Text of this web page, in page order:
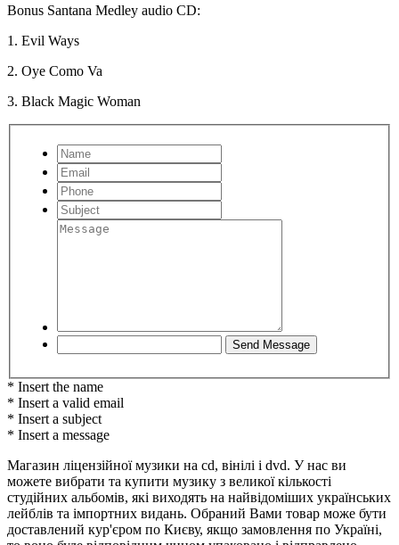
Bonus Santana Medley audio CD:
1. Evil Ways
2. Oye Como Va
3. Black Magic Woman
* Insert the name
* Insert a valid email
* Insert a subject
* Insert a message
Магазин ліцензійної музики на cd, вінілі і dvd. У нас ви
можете вибрати та купити музику з великої кількості
студійних альбомів, які виходять на найвідоміших українських
лейблів та імпортних видань. Обраний Вами товар може бути
доставлений кур'єром по Києву, якщо замовлення по Україні,